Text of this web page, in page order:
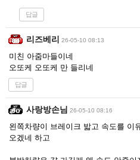
답글
리즈베리 26-05-10 08:13
미친 아줌마들이네
오또케 오또케 만 들리네
답글
사랑방손님 26-05-10 08:16
왼쪽차량이 브레이크 밟고 속도를 이
오겠네 하고